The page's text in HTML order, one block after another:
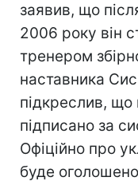
заявив, що
2006 року він
тренером
наставника
підкреслив, що
підписано за
Офіційно про
буде